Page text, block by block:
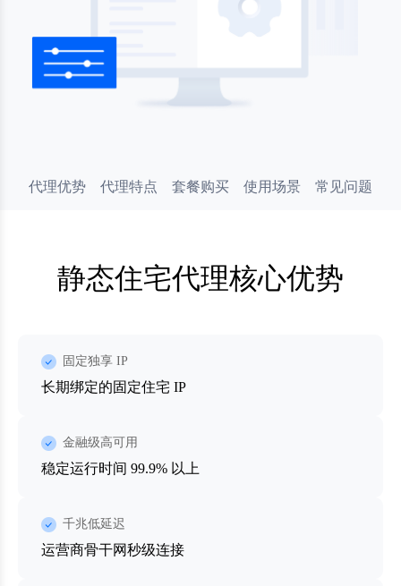
代理优势 代理特点 套餐购买 使用场景 常见问题
静态住宅代理核心优势
固定独享 IP
长期绑定的固定住宅 IP
金融级高可用
稳定运行时间 99.9% 以上
千兆低延迟
运营商骨干网秒级连接